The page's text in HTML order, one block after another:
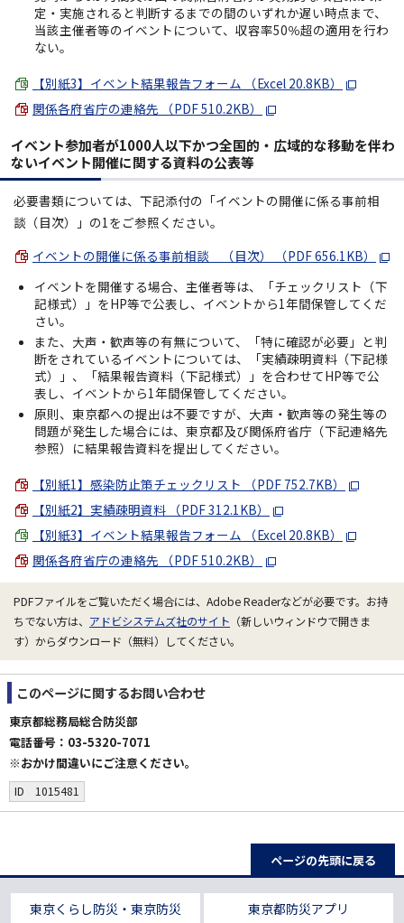
定・実施されると判断するまでの間のいずれか遅い時点まで、
当該主催者等のイベントについて、収容率50％超の適用を行わ
ない。
【別紙3】イベント結果報告フォーム （Excel 20.8KB）
関係各府省庁の連絡先 （PDF 510.2KB）
イベント参加者が1000人以下かつ全国的・広域的な移動を伴わ
ないイベント開催に関する資料の公表等
必要書類については、下記添付の「イベントの開催に係る事前相
談（目次）」の1をご参照ください。
イベントの開催に係る事前相談 （目次） （PDF 656.1KB）
イベントを開催する場合、主催者等は、「チェックリスト（下
記様式）」をHP等で公表し、イベントから1年間保管してくだ
さい。
また、大声・歓声等の有無について、「特に確認が必要」と判
断をされているイベントについては、「実績疎明資料（下記様
式）」、「結果報告資料（下記様式）」を合わせてHP等で公
表し、イベントから1年間保管してください。
原則、東京都への提出は不要ですが、大声・歓声等の発生等の
問題が発生した場合には、東京都及び関係府省庁（下記連絡先
参照）に結果報告資料を提出してください。
【別紙1】感染防止策チェックリスト （PDF 752.7KB）
【別紙2】実績疎明資料 （PDF 312.1KB）
【別紙3】イベント結果報告フォーム （Excel 20.8KB）
関係各府省庁の連絡先 （PDF 510.2KB）
PDFファイルをご覧いただく場合には、Adobe Readerなどが必要です。お持
ちでない方は、 アドビシステムズ社のサイト （新しいウィンドウで開きま
す）からダウンロード（無料）してください。
このページに関するお問い合わせ
東京都総務局総合防災部
電話番号：03-5320-7071
※おかけ間違いにご注意ください。
ID 1015481
ページの先頭に戻る
東京くらし防災・東京防災 東京都防災アプリ